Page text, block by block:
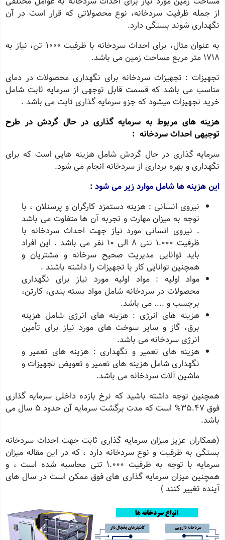
از جمله ظرفیت سردخانه، نوع محصولاتی که قرار است در آن
نگهداری شوند بستگی دارد.
به عنوان مثال، برای احداث سردخانه با ظرفیت 1000 تن، نیاز به
1718 متر مربع مساحت زمین می باشد.
تجهیزات : تجهیزات سردخانه برای نگهداری محصولات در دمای
مناسب می باشد که قسمت قابل توجهی از سرمایه ثابت شامل
خرید تجهیزات میشود که جزو سرمایه گذاری ثابت می باشد .
هزینه های مربوط به سرمایه‌ گذاری در حال گردش در طرح
توجیهی احداث سردخانه :
سرمایه‌ گذاری در حال گردش شامل هزینه ‌هایی است که برای
نگهداری و بهره ‌برداری از سردخانه انجام می‌ شود.
این هزینه‌ ها شامل موارد زیر می ‌شود :
نیروی انسانی : هزینه دستمزد کارگران و پرسنلان ، با
توجه به میزان مهارت و تجربه آن ‌ها متفاوت می باشد
. نیروی انسانی مورد نیاز جهت احداث سردخانه با
ظرفیت 1.000 تنی 8 الی 10 نفر می ‌باشد . این افراد
باید توانایی مدیریت صحیح سرخانه و مشتریان و
همچنین توانایی کار با تجهیزات را داشته باشند .
مواد اولیه : مواد اولیه مورد نیاز برای نگهداری
محصولات در سردخانه شامل مواد بسته‌ بندی، کارتن،
برچسب و .... می‌ باشد.
هزینه‌ های انرژی : هزینه‌ های انرژی شامل هزینه
برق، گاز و سایر سوخت ‌های مورد نیاز برای تأمین
انرژی سردخانه می ‌باشد.
هزینه‌ های تعمیر و نگهداری : هزینه‌ های تعمیر و
نگهداری شامل هزینه‌ های تعمیر و تعویض تجهیزات و
ماشین ‌آلات سردخانه می ‌باشد.
همچنین توجه داشته باشید که نرخ بازده داخلی سرمایه‌ گذاری
فوق 35.47% است که مدت برگشت سرمایه آن حدود 5 سال می
‌باشد.
(همکاران عزیز میزان سرمایه گذاری ثابت جهت احداث سردخانه
بستگی به ظرفیت و نوع سردخانه دارد ، که در این مقاله میزان
سرمایه با توجه به ظرفیت 1.000 تنی محاسبه شده است ، و
همچنین میزان سرمایه گذاری های فوق ممکن است در سال های
آینده تغییر کنند )